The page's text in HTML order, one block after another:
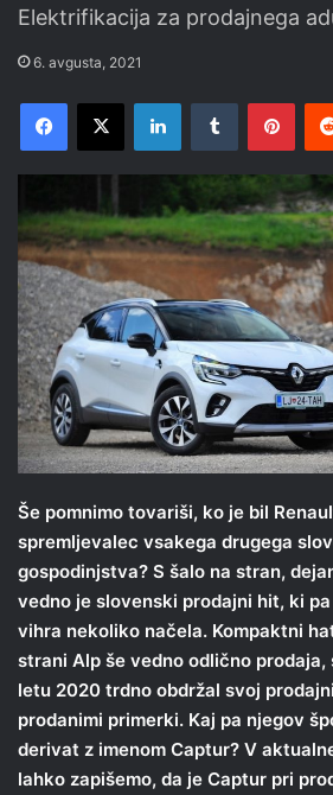
Elektrifikacija za prodajnega
6. avgusta, 2021
Facebook
X LinkedInTumblr
Še pomnimo tovariši, ko je bil
spremljevalec vsakega drugega
gospodinjstva? S šalo na stran,
vedno je slovenski prodajni hit, ki
vihra nekoliko načela. Kompaktni
strani Alp še vedno odlično
letu 2020 trdno obdržal svoj
prodanimi primerki. Kaj pa njegov
derivat z imenom Captur? V
lahko zapišemo, da je Captur pri